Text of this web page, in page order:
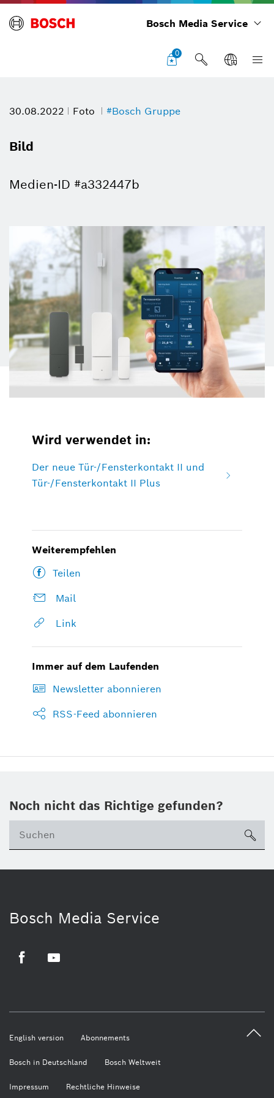
Bosch Media Service
0
30.08.2022 Foto #Bosch Gruppe
Bild
Medien-ID #a332447b
Wird verwendet in:
Der neue Tür-/Fensterkontakt II und
Tür-/Fensterkontakt II Plus
Weiterempfehlen
Teilen
Mail
Link
Immer auf dem Laufenden
Newsletter abonnieren
RSS-Feed abonnieren
Noch nicht das Richtige gefunden?
Bosch Media Service
English version Abonnements
Bosch in Deutschland Bosch Weltweit
Impressum Rechtliche Hinweise